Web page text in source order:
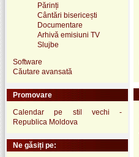
Părinți
Cântări bisericești
Documentare
Arhivă emisiuni TV
Slujbe
Software
Căutare avansată
Promovare
Calendar pe stil vechi -
Republica Moldova
Ne găsiți pe: